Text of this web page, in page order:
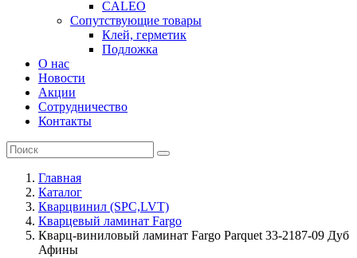
CALEO
Сопутствующие товары
Клей, герметик
Подложка
О нас
Новости
Акции
Сотрудничество
Контакты
Главная
Каталог
Кварцвинил (SPC,LVT)
Кварцевый ламинат Fargo
Кварц-виниловый ламинат Fargo Parquet 33-2187-09 Дуб
Афины